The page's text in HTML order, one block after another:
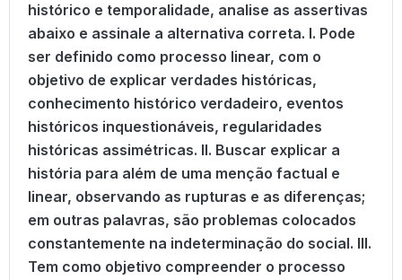
histórico e temporalidade, analise as assertivas
abaixo e assinale a alternativa correta. I. Pode
ser definido como processo linear, com o
objetivo de explicar verdades históricas,
conhecimento histórico verdadeiro, eventos
históricos inquestionáveis, regularidades
históricas assimétricas. II. Buscar explicar a
história para além de uma menção factual e
linear, observando as rupturas e as diferenças;
em outras palavras, são problemas colocados
constantemente na indeterminação do social. III.
Tem como objetivo compreender o processo